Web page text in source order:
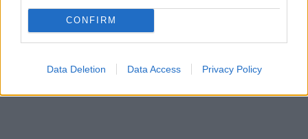
CONFIRM
Data Deletion Data Access Privacy Policy